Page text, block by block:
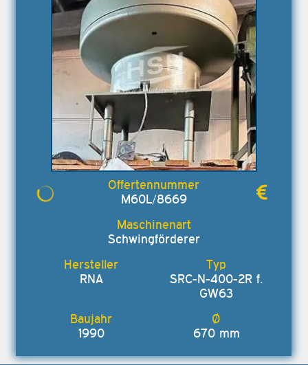
M60L/8669
Schwingförderer
RNA
SRC-N-400-2R f.
GW63
1990 670 mm